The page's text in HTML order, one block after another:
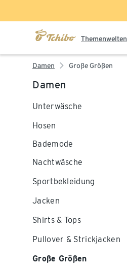
Themenwelten
Damen Große Größen
Damen
Unterwäsche
Hosen
Bademode
Nachtwäsche
Sportbekleidung
Jacken
Shirts & Tops
Pullover & Strickjacken
Große Größen